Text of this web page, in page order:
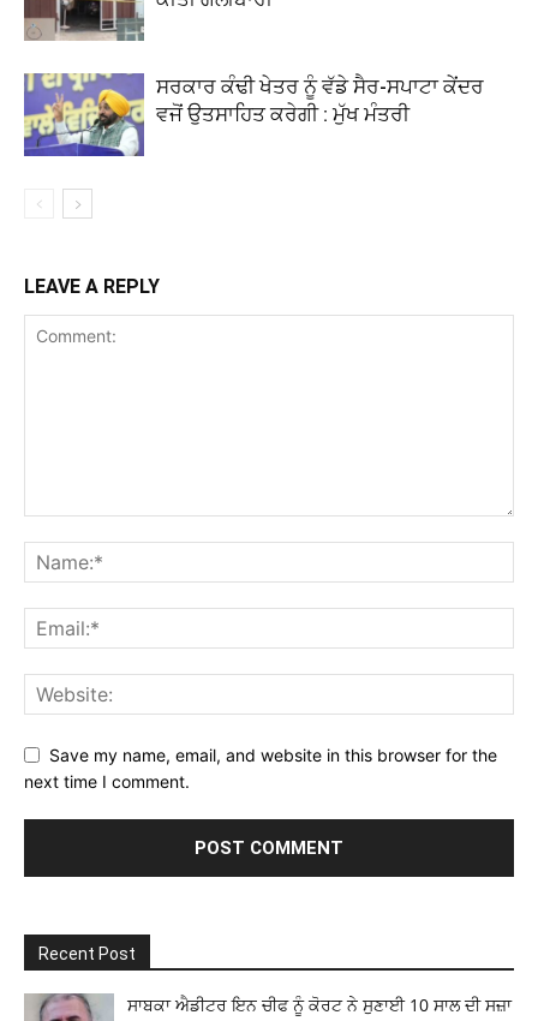
ਸਰਕਾਰ ਕੰਢੀ ਖੇਤਰ ਨੂੰ ਵੱਡੇ ਸੈਰ-ਸਪਾਟਾ ਕੇਂਦਰ
ਵਜੋਂ ਉਤਸਾਹਿਤ ਕਰੇਗੀ : ਮੁੱਖ ਮੰਤਰੀ
LEAVE A REPLY
Save my name, email, and website in this browser for the
next time I comment.
Recent Post
ਸਾਬਕਾ ਐਡੀਟਰ ਇਨ ਚੀਫ ਨੂੰ ਕੋਰਟ ਨੇ ਸੁਣਾਈ 10 ਸਾਲ ਦੀ ਸਜ਼ਾ